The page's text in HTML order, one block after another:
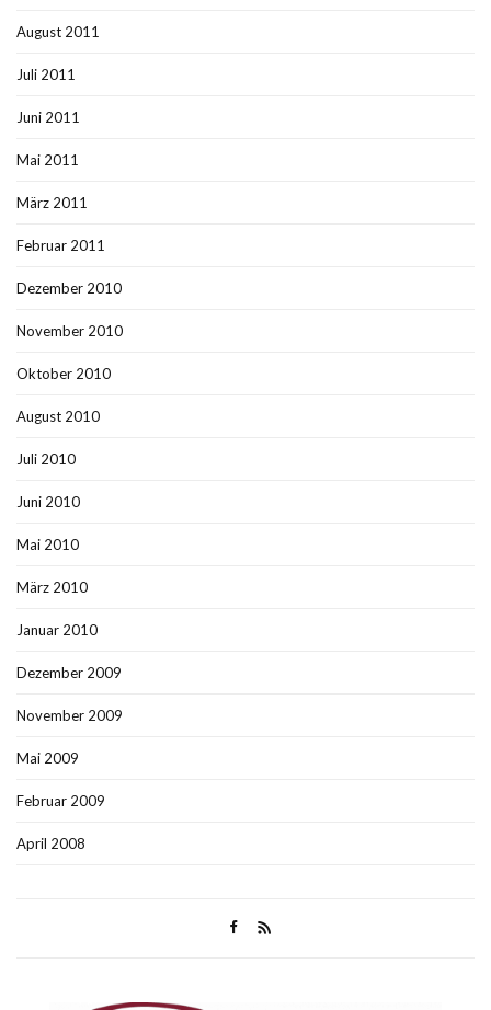
August 2011
Juli 2011
Juni 2011
Mai 2011
März 2011
Februar 2011
Dezember 2010
November 2010
Oktober 2010
August 2010
Juli 2010
Juni 2010
Mai 2010
März 2010
Januar 2010
Dezember 2009
November 2009
Mai 2009
Februar 2009
April 2008